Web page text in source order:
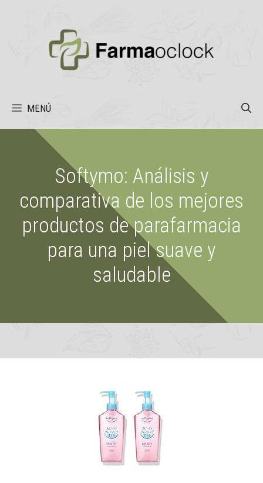
MENÚ
Softymo: Análisis y
comparativa de los mejores
productos de parafarmacia
para una piel suave y
saludable